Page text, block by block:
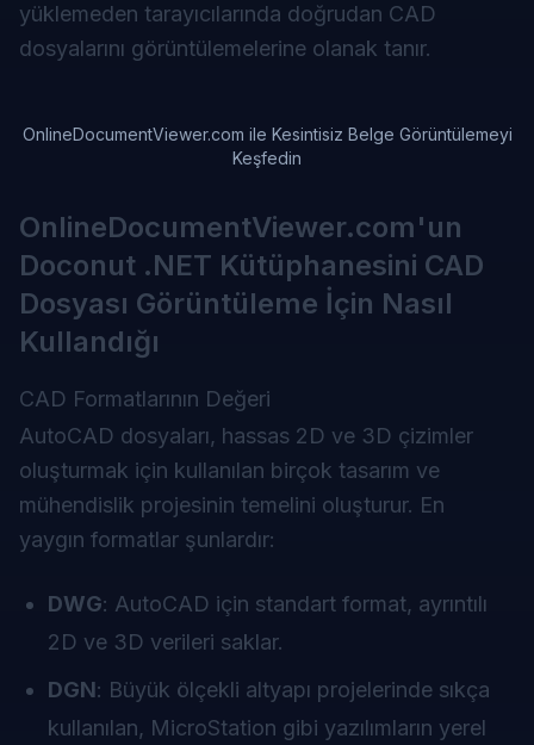
yüklemeden tarayıcılarında doğrudan CAD
dosyalarını görüntülemelerine olanak tanır.
OnlineDocumentViewer.com ile Kesintisiz Belge Görüntülemeyi
Keşfedin
OnlineDocumentViewer.com'un
Doconut .NET Kütüphanesini CAD
Dosyası Görüntüleme İçin Nasıl
Kullandığı
CAD Formatlarının Değeri
AutoCAD dosyaları, hassas 2D ve 3D çizimler
oluşturmak için kullanılan birçok tasarım ve
mühendislik projesinin temelini oluşturur. En
yaygın formatlar şunlardır:
DWG: AutoCAD için standart format, ayrıntılı
2D ve 3D verileri saklar.
DGN: Büyük ölçekli altyapı projelerinde sıkça
kullanılan, MicroStation gibi yazılımların yerel